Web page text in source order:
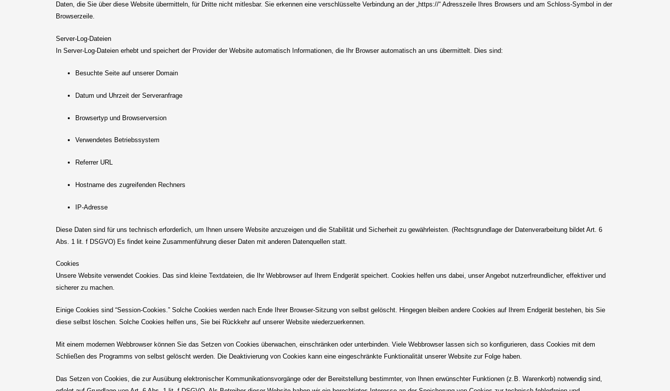
Daten, die Sie über diese Website übermitteln, für Dritte nicht mitlesbar. Sie erkennen eine verschlüsselte Verbindung an der „https://“ Adresszeile Ihres Browsers und am Schloss-Symbol in der
Browserzeile.
Server-Log-Dateien
In Server-Log-Dateien erhebt und speichert der Provider der Website automatisch Informationen, die Ihr Browser automatisch an uns übermittelt. Dies sind:
Besuchte Seite auf unserer Domain
Datum und Uhrzeit der Serveranfrage
Browsertyp und Browserversion
Verwendetes Betriebssystem
Referrer URL
Hostname des zugreifenden Rechners
IP-Adresse
Diese Daten sind für uns technisch erforderlich, um Ihnen unsere Website anzuzeigen und die Stabilität und Sicherheit zu gewährleisten. (Rechtsgrundlage der Datenverarbeitung bildet Art. 6
Abs. 1 lit. f DSGVO) Es findet keine Zusammenführung dieser Daten mit anderen Datenquellen statt.
Cookies
Unsere Website verwendet Cookies. Das sind kleine Textdateien, die Ihr Webbrowser auf Ihrem Endgerät speichert. Cookies helfen uns dabei, unser Angebot nutzerfreundlicher, effektiver und
sicherer zu machen.
Einige Cookies sind “Session-Cookies.” Solche Cookies werden nach Ende Ihrer Browser-Sitzung von selbst gelöscht. Hingegen bleiben andere Cookies auf Ihrem Endgerät bestehen, bis Sie
diese selbst löschen. Solche Cookies helfen uns, Sie bei Rückkehr auf unserer Website wiederzuerkennen.
Mit einem modernen Webbrowser können Sie das Setzen von Cookies überwachen, einschränken oder unterbinden. Viele Webbrowser lassen sich so konfigurieren, dass Cookies mit dem
Schließen des Programms von selbst gelöscht werden. Die Deaktivierung von Cookies kann eine eingeschränkte Funktionalität unserer Website zur Folge haben.
Das Setzen von Cookies, die zur Ausübung elektronischer Kommunikationsvorgänge oder der Bereitstellung bestimmter, von Ihnen erwünschter Funktionen (z.B. Warenkorb) notwendig sind,